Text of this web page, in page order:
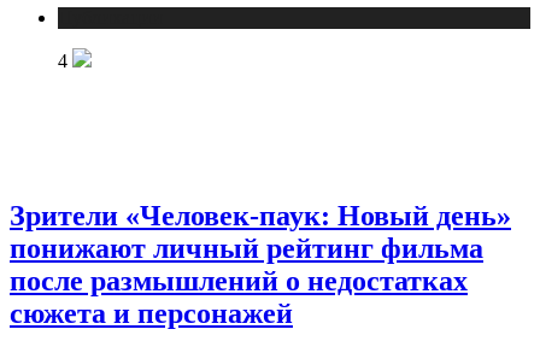
4
Зрители «Человек-паук: Новый день»
понижают личный рейтинг фильма
после размышлений о недостатках
сюжета и персонажей